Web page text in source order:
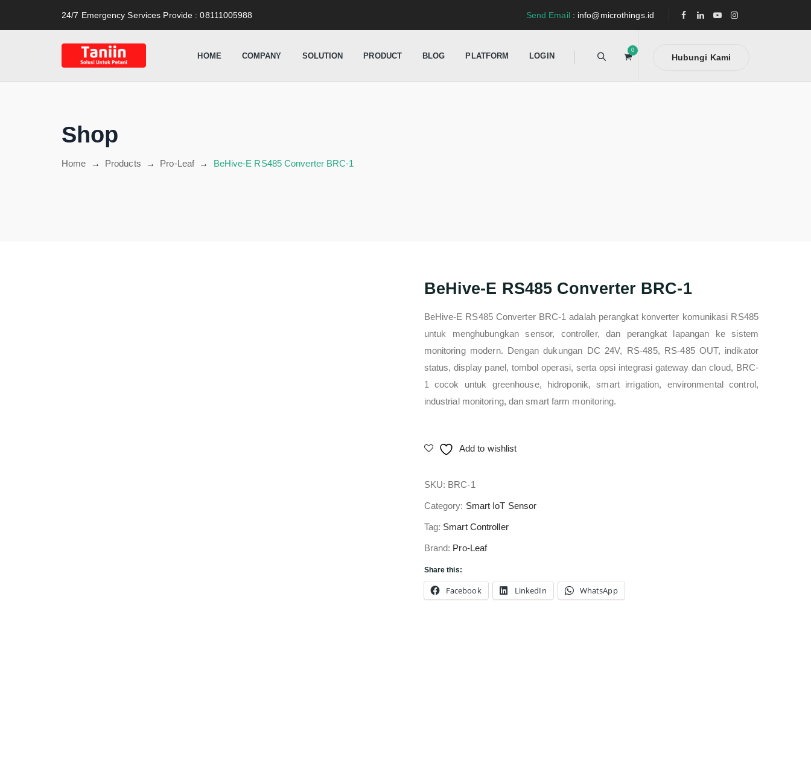
24/7 Emergency Services Provide : 08111005988 Send Email : info@microthings.id
Hubungi Kami
0
HOME COMPANY SOLUTION PRODUCT BLOG PLATFORM LOGIN
Shop
Home → Products → Pro-Leaf→ BeHive-E RS485 Converter BRC-1
BeHive-E RS485 Converter BRC-1
BeHive-E RS485 Converter BRC-1 adalah perangkat konverter komunikasi RS485
untuk menghubungkan sensor, controller, dan perangkat lapangan ke sistem
monitoring modern. Dengan dukungan DC 24V, RS-485, RS-485 OUT, indikator
status, display panel, tombol operasi, serta opsi integrasi gateway dan cloud, BRC-
1 cocok untuk greenhouse, hidroponik, smart irrigation, environmental control,
industrial monitoring, dan smart farm monitoring.
Add to wishlist
SKU: BRC-1
Category: Smart IoT Sensor
Tag: Smart Controller
Brand: Pro-Leaf
Share this:
Facebook LinkedIn WhatsApp